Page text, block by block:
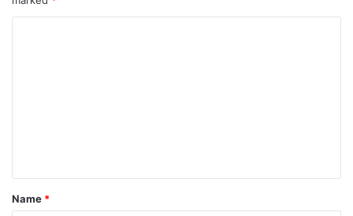
*
Name *